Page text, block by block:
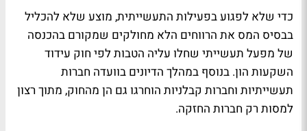
כדי שלא לפגוע בפעילות התעשייתית, מוצע שלא להכליל
בבסיס המס את הרווחים הלא מחולקים שמקורם בהכנסה
של מפעל תעשייתי שחלו עליה הטבות לפי חוק עידוד
השקעות הון. בנוסף במהלך הדיונים בוועדה חברות
תעשייתיות וחברות קבלניות הוחרגו גם הן מהחוק, מתוך רצון
למסות רק חברות החזקה.